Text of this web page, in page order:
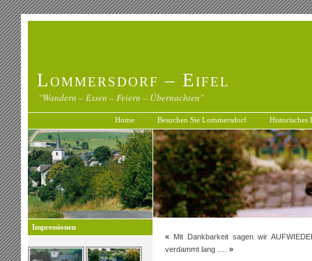
Lommersdorf – Eifel
"Wandern – Essen – Feiern – Übernachten"
Home Besuchen Sie Lommersdorf Historisches
Impressionen
« Mit Dankbarkeit sagen wir
verdammt lang ….
»